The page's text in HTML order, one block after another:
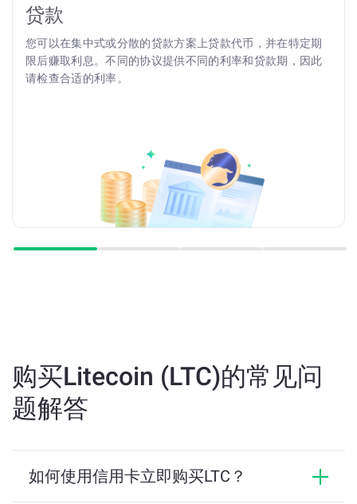
贷款
您可以在集中式或分散的贷款方案上贷款代币，并在特定期
限后赚取利息。不同的协议提供不同的利率和贷款期，因此
请检查合适的利率。
购买Litecoin (LTC)的常见问
题解答
如何使用信用卡立即购买LTC？